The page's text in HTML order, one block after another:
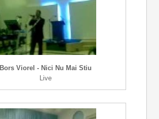
Bors Viorel - Nici Nu Mai Stiu
Live